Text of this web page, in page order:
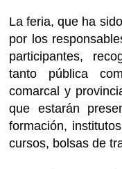
La feria, que ha
por los
participantes,
tanto pública
comarcal y
que estarán
formación,
cursos, bolsas de